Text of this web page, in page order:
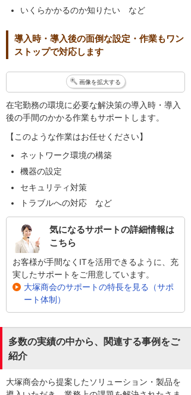
いくらかかるのか知りたい など
導入時・導入後の面倒な設定・作業もワン
ストップで対応します
画像を拡大する
在宅勤務の環境に必要な解決策の導入時・導入
後の手間のかかる作業もサポートします。
【このような作業はお任せください】
ネットワーク環境の構築
機器の設定
セキュリティ対策
トラブルへの対応 など
気になるサポートの詳細情報は
こちら
お客様が手間なくITを活用できるように、充
実したサポートをご用意しています。
大塚商会のサポートの特長を見る（サポ
ート体制）
多数の実績の中から、関連する事例をご
紹介
大塚商会から提案したソリューション・製品を